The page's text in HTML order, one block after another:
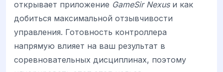
открывает приложение GameSir Nexusи как
добиться максимальной отзывчивости
управления. Готовность контроллера
напрямую влияет на ваш результат в
соревновательных дисциплинах, поэтому